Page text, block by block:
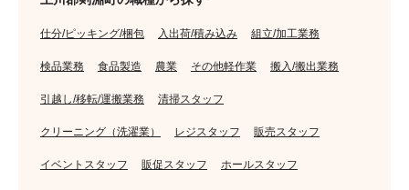
仕分/ピッキング/梱包 入出荷/積み込み 組立/加工業務
検品業務 食品製造 農業 その他軽作業 搬入/搬出業務
引越し/移転/運搬業務 清掃スタッフ
クリーニング（洗濯業） レジスタッフ 販売スタッフ
イベントスタッフ 販促スタッフ ホールスタッフ